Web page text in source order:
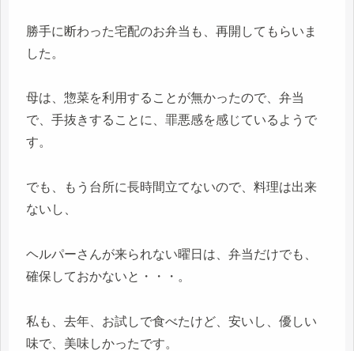
勝手に断わった宅配のお弁当も、再開してもらいま
した。
母は、惣菜を利用することが無かったので、弁当
で、手抜きすることに、罪悪感を感じているようで
す。
でも、もう台所に長時間立てないので、料理は出来
ないし、
ヘルパーさんが来られない曜日は、弁当だけでも、
確保しておかないと・・・。
私も、去年、お試しで食べたけど、安いし、優しい
味で、美味しかったです。